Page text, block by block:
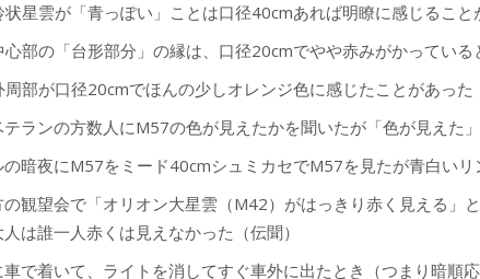
星雲が「青っぽい」ことは口径40cmあれば明瞭に感じること
部の「台形部分」の縁は、口径20cmでやや赤みがかっている
部が口径20cmでほんの少しオレンジ色に感じたことがあった
ランの方数人にM57の色が見えたかを聞いたが「色が見えた
の暗夜にM57をミード40cmシュミカセでM57を見たが青白いリ
の観望会で「オリオン大星雲（M42）がはっきり赤く見える」
は誰一人赤くは見えなかった（伝聞）
で着いて、ライトを消してすぐ車外に出たとき（つまり暗順